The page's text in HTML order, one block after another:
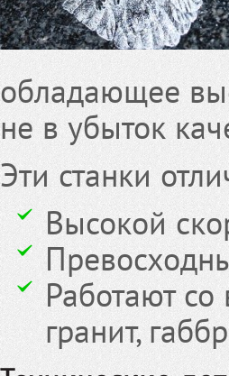
обладающее
не в убыток
Эти станки
Высокой
Работают
гранит,